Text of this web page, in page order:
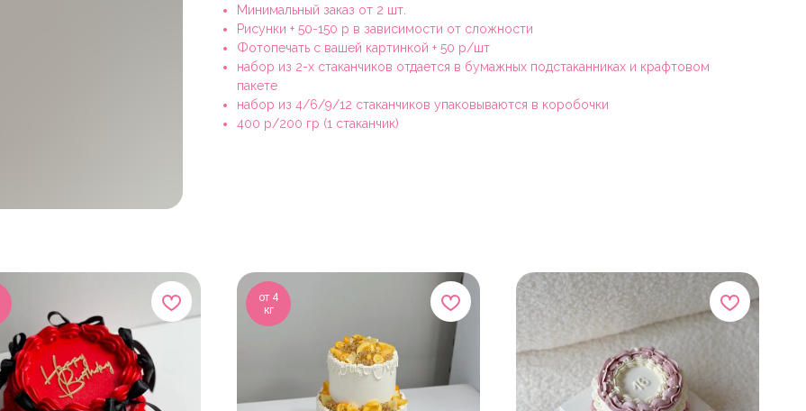
Минимальный заказ от 2 шт.
Рисунки + 50-150 р в зависимости от сложности
Фотопечать с вашей картинкой + 50 р/шт
набор из 2-х стаканчиков отдается в бумажных подстаканниках и крафтовом
пакете
набор из 4/6/9/12 стаканчиков упаковываются в коробочки
400 р/200 гр (1 стаканчик)
от 4
кг